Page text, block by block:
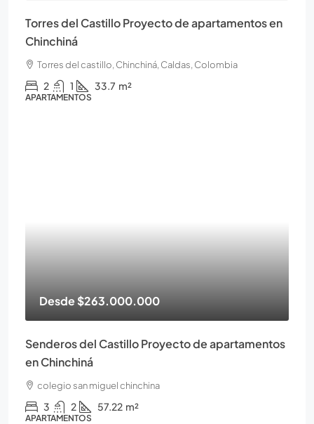
Torres del Castillo Proyecto de apartamentos en
Chinchiná
Torres del castillo, Chinchiná, Caldas, Colombia
2 1 33.7 m²
APARTAMENTOS
Desde$263.000.000
Senderos del Castillo Proyecto de apartamentos
en Chinchiná
colegio san miguel chinchina
3 2 57.22 m²
APARTAMENTOS